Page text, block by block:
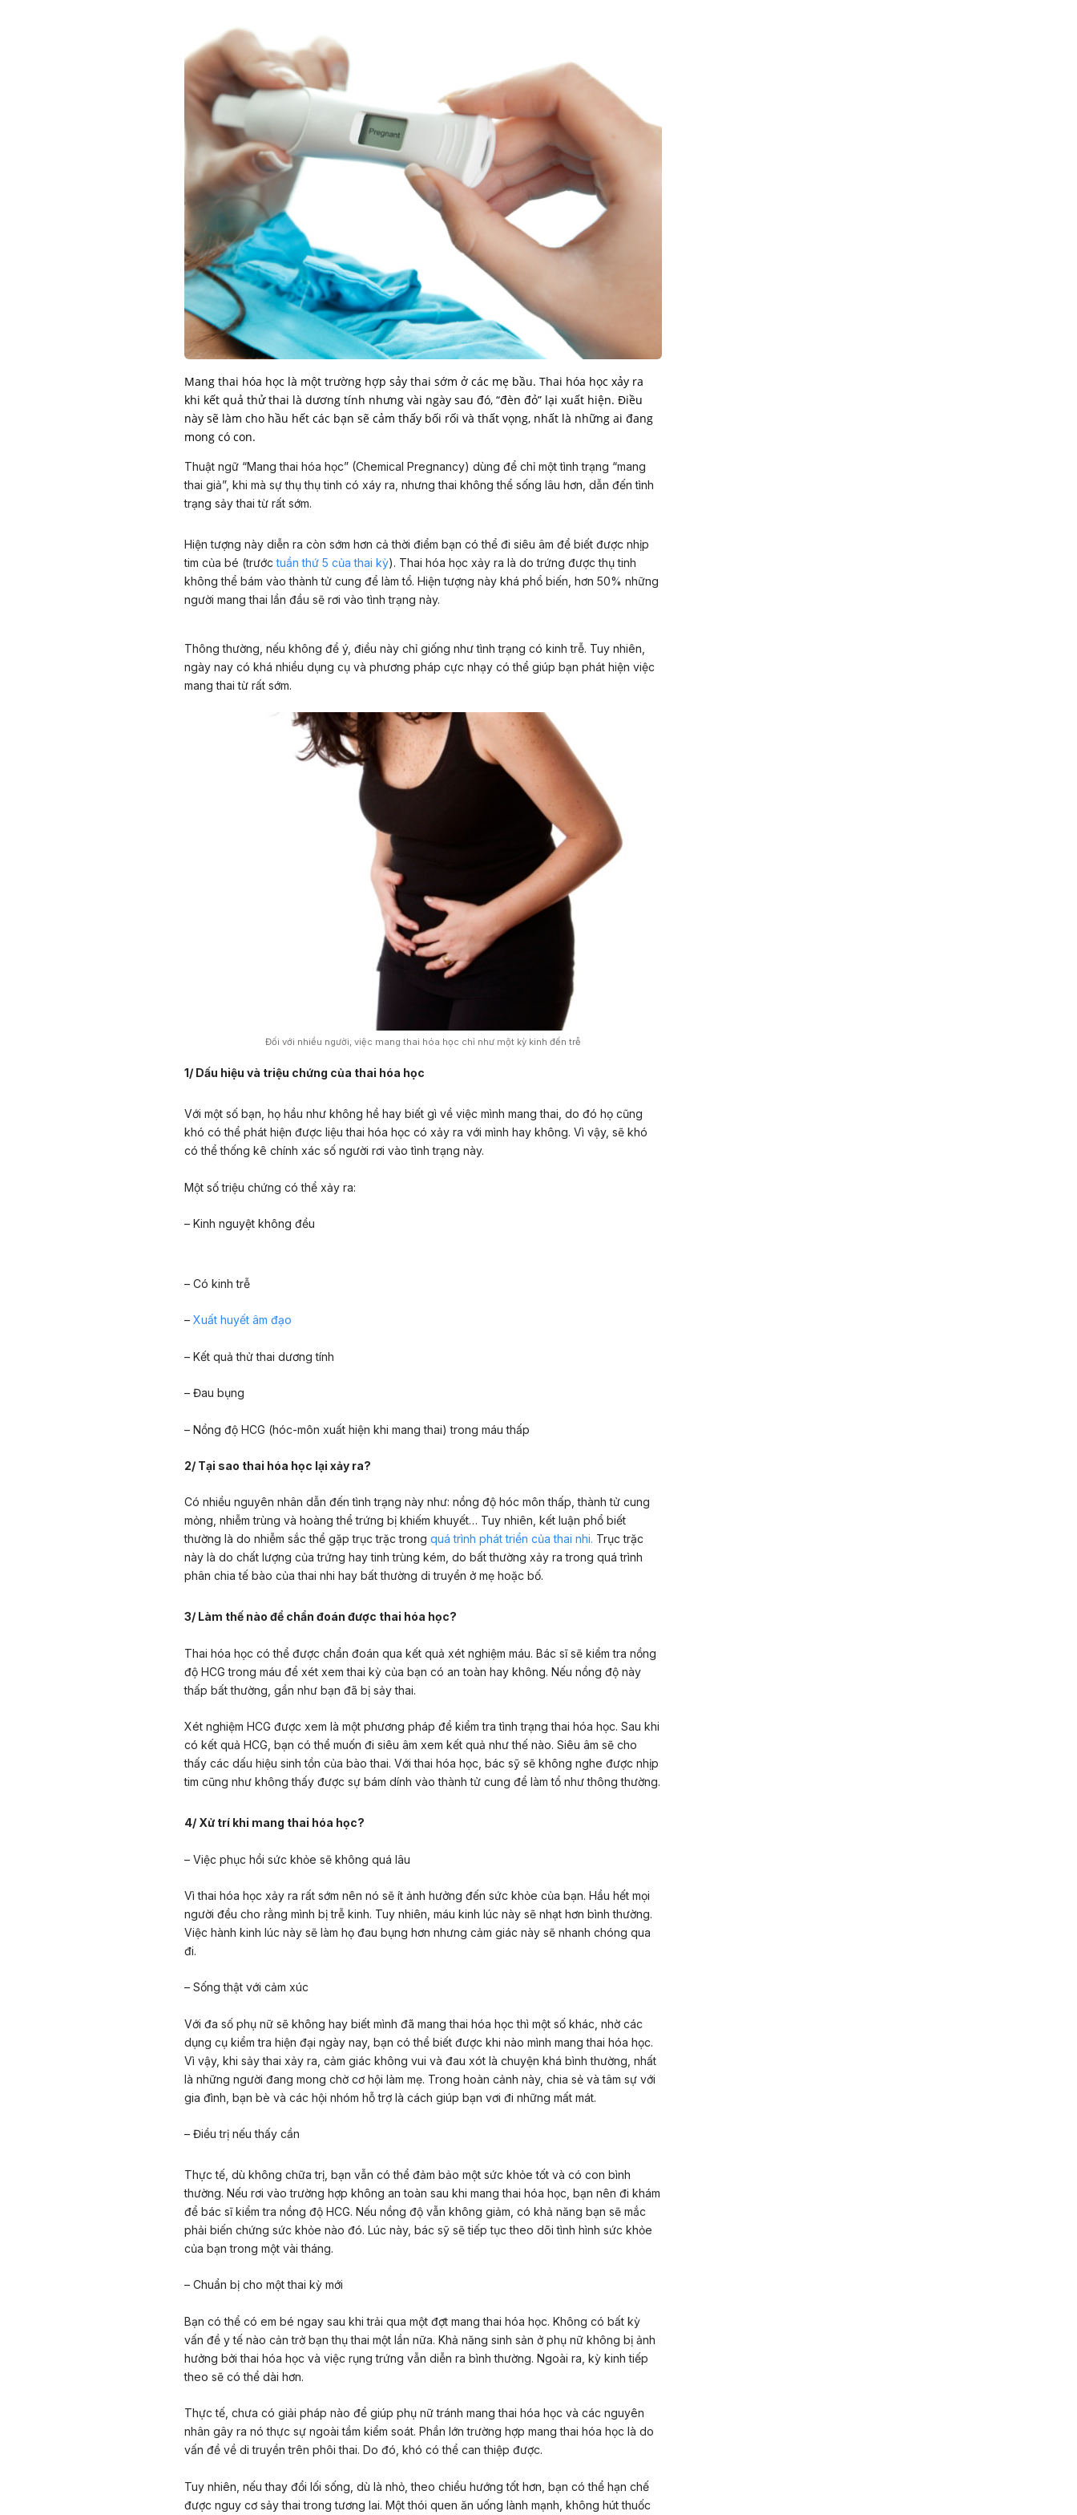
Mang thai hóa học là một trường hợp sảy thai sớm ở các mẹ bầu. Thai hóa học xảy ra
khi kết quả thử thai là dương tính nhưng vài ngày sau đó, “đèn đỏ” lại xuất hiện. Điều
này sẽ làm cho hầu hết các bạn sẽ cảm thấy bối rối và thất vọng, nhất là những ai đang
mong có con.
Thuật ngữ “Mang thai hóa học” (Chemical Pregnancy) dùng để chỉ một tình trạng “mang
thai giả”, khi mà sự thụ thụ tinh có xáy ra, nhưng thai không thể sống lâu hơn, dẫn đến tình
trạng sảy thai từ rất sớm.
Hiện tượng này diễn ra còn sớm hơn cả thời điểm bạn có thể đi siêu âm để biết được nhịp
tim của bé (trướctuần thứ 5 của thai kỳ). Thai hóa học xảy ra là do trứng được thụ tinh
không thể bám vào thành tử cung để làm tổ. Hiện tượng này khá phổ biến, hơn 50% những
người mang thai lần đầu sẽ rơi vào tình trạng này.
Thông thường, nếu không để ý, điều này chỉ giống như tình trạng có kinh trễ. Tuy nhiên,
ngày nay có khá nhiều dụng cụ và phương pháp cực nhạy có thể giúp bạn phát hiện việc
mang thai từ rất sớm.
Đối với nhiều người, việc mang thai hóa học chỉ như một kỳ kinh đến trễ
1/ Dấu hiệu và triệu chứng của thai hóa học
Với một số bạn, họ hầu như không hề hay biết gì về việc mình mang thai, do đó họ cũng
khó có thể phát hiện được liệu thai hóa học có xảy ra với mình hay không. Vì vậy, sẽ khó
có thể thống kê chính xác số người rơi vào tình trạng này.
Một số triệu chứng có thể xảy ra:
– Kinh nguyệt không đều
– Có kinh trễ
– Xuất huyết âm đạo
– Kết quả thử thai dương tính
– Đau bụng
– Nồng độ HCG (hóc-môn xuất hiện khi mang thai) trong máu thấp
2/ Tại sao thai hóa học lại xảy ra?
Có nhiều nguyên nhân dẫn đến tình trạng này như: nồng độ hóc môn thấp, thành tử cung
mỏng, nhiễm trùng và hoàng thể trứng bị khiếm khuyết… Tuy nhiên, kết luận phổ biết
thường là do nhiễm sắc thể gặp trục trặc trong quá trình phát triển của thai nhi. Trục trặc
này là do chất lượng của trứng hay tinh trùng kém, do bất thường xảy ra trong quá trình
phân chia tế bào của thai nhi hay bất thường di truyền ở mẹ hoặc bố.
3/ Làm thế nào để chẩn đoán được thai hóa học?
Thai hóa học có thể được chẩn đoán qua kết quả xét nghiệm máu. Bác sĩ sẽ kiểm tra nồng
độ HCG trong máu để xét xem thai kỳ của bạn có an toàn hay không. Nếu nồng độ này
thấp bất thường, gần như bạn đã bị sảy thai.
Xét nghiệm HCG được xem là một phương pháp để kiểm tra tình trạng thai hóa học. Sau khi
có kết quả HCG, bạn có thể muốn đi siêu âm xem kết quả như thế nào. Siêu âm sẽ cho
thấy các dấu hiệu sinh tồn của bào thai. Với thai hóa học, bác sỹ sẽ không nghe được nhịp
tim cũng như không thấy được sự bám dính vào thành tử cung để làm tổ như thông thường.
4/ Xử trí khi mang thai hóa học?
– Việc phục hồi sức khỏe sẽ không quá lâu
Vì thai hóa học xảy ra rất sớm nên nó sẽ ít ảnh hưởng đến sức khỏe của bạn. Hầu hết mọi
người đều cho rằng mình bị trễ kinh. Tuy nhiên, máu kinh lúc này sẽ nhạt hơn bình thường.
Việc hành kinh lúc này sẽ làm họ đau bụng hơn nhưng cảm giác này sẽ nhanh chóng qua
đi.
– Sống thật với cảm xúc
Với đa số phụ nữ sẽ không hay biết mình đã mang thai hóa học thì một số khác, nhờ các
dụng cụ kiểm tra hiện đại ngày nay, bạn có thể biết được khi nào mình mang thai hóa học.
Vì vậy, khi sảy thai xảy ra, cảm giác không vui và đau xót là chuyện khá bình thường, nhất
là những người đang mong chờ cơ hội làm mẹ. Trong hoàn cảnh này, chia sẻ và tâm sự với
gia đình, bạn bè và các hội nhóm hỗ trợ là cách giúp bạn vơi đi những mất mát.
– Điều trị nếu thấy cần
Thực tế, dù không chữa trị, bạn vẫn có thể đảm bảo một sức khỏe tốt và có con bình
thường. Nếu rơi vào trường hợp không an toàn sau khi mang thai hóa học, bạn nên đi khám
để bác sĩ kiểm tra nồng độ HCG. Nếu nồng độ vẫn không giảm, có khả năng bạn sẽ mắc
phải biến chứng sức khỏe nào đó. Lúc này, bác sỹ sẽ tiếp tục theo dõi tình hình sức khỏe
của bạn trong một vài tháng.
– Chuẩn bị cho một thai kỳ mới
Bạn có thể có em bé ngay sau khi trải qua một đợt mang thai hóa học. Không có bất kỳ
vấn đề y tế nào cản trở bạn thụ thai một lần nữa. Khả năng sinh sản ở phụ nữ không bị ảnh
hưởng bởi thai hóa học và việc rụng trứng vẫn diễn ra bình thường. Ngoài ra, kỳ kinh tiếp
theo sẽ có thể dài hơn.
Thực tế, chưa có giải pháp nào để giúp phụ nữ tránh mang thai hóa học và các nguyên
nhân gây ra nó thực sự ngoài tầm kiểm soát. Phần lớn trường hợp mang thai hóa học là do
vấn đề về di truyền trên phôi thai. Do đó, khó có thể can thiệp được.
Tuy nhiên, nếu thay đổi lối sống, dù là nhỏ, theo chiều hướng tốt hơn, bạn có thể hạn chế
được nguy cơ sảy thai trong tương lai. Một thói quen ăn uống lành mạnh, không hút thuốc